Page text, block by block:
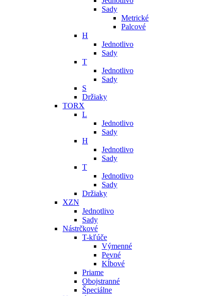
Sady
Metrické
Palcové
H
Jednotlivo
Sady
T
Jednotlivo
Sady
S
Držiaky
TORX
L
Jednotlivo
Sady
H
Jednotlivo
Sady
T
Jednotlivo
Sady
Držiaky
XZN
Jednotlivo
Sady
Nástrčkové
T-kľúče
Výmenné
Pevné
Kĺbové
Priame
Obojstranné
Špeciálne